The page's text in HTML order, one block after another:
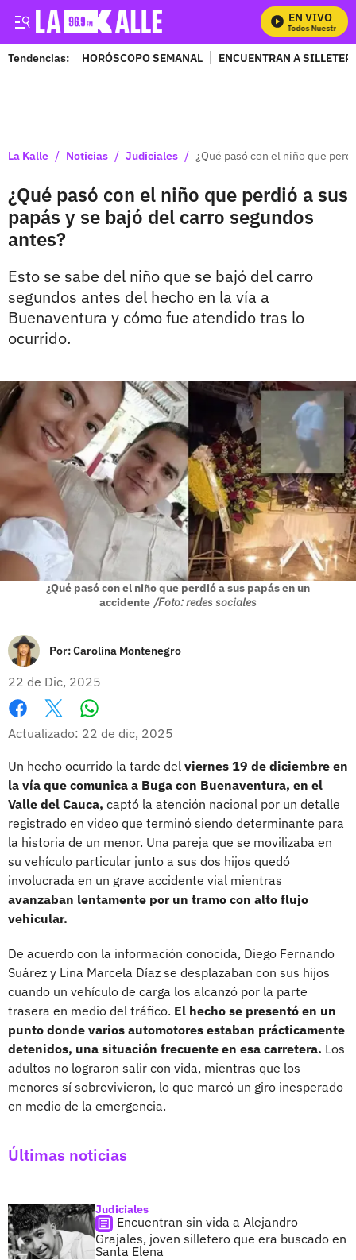
EN VIVO
Mira Todos Nuestros
Tendencias: HORÓSCOPO SEMANAL ENCUENTRAN A
La Kalle / Noticias / Judiciales / ¿Qué pasó con el niño que
¿Qué pasó con el niño que perdió a sus
papás y se bajó del carro segundos
antes?
Esto se sabe del niño que se bajó del carro
segundos antes del hecho en la vía a
Buenaventura y cómo fue atendido tras lo
ocurrido.
¿Qué pasó con el niño que perdió a sus papás en un
accidente /Foto: redes sociales
Por:Carolina Montenegro
22 de Dic, 2025
Facebook
X
Actualizado: 22 de dic, 2025
Un hecho ocurrido la tarde del viernes 19 de diciembre en
la vía que comunica a Buga con Buenaventura, en el
Valle del Cauca, captó la atención nacional por un detalle
registrado en video que terminó siendo determinante para
la historia de un menor. Una pareja que se movilizaba en
su vehículo particular junto a sus dos hijos quedó
involucrada en un grave accidente vial mientras
avanzaban lentamente por un tramo con alto flujo
vehicular.
De acuerdo con la información conocida, Diego Fernando
Suárez y Lina Marcela Díaz se desplazaban con sus hijos
cuando un vehículo de carga los alcanzó por la parte
trasera en medio del tráfico. El hecho se presentó en un
punto donde varios automotores estaban prácticamente
detenidos, una situación frecuente en esa carretera. Los
adultos no lograron salir con vida, mientras que los
menores sí sobrevivieron, lo que marcó un giro inesperado
en medio de la emergencia.
Últimas noticias
Judiciales
Encuentran sin vida a Alejandro
Grajales, joven silletero que era buscado en
Santa Elena